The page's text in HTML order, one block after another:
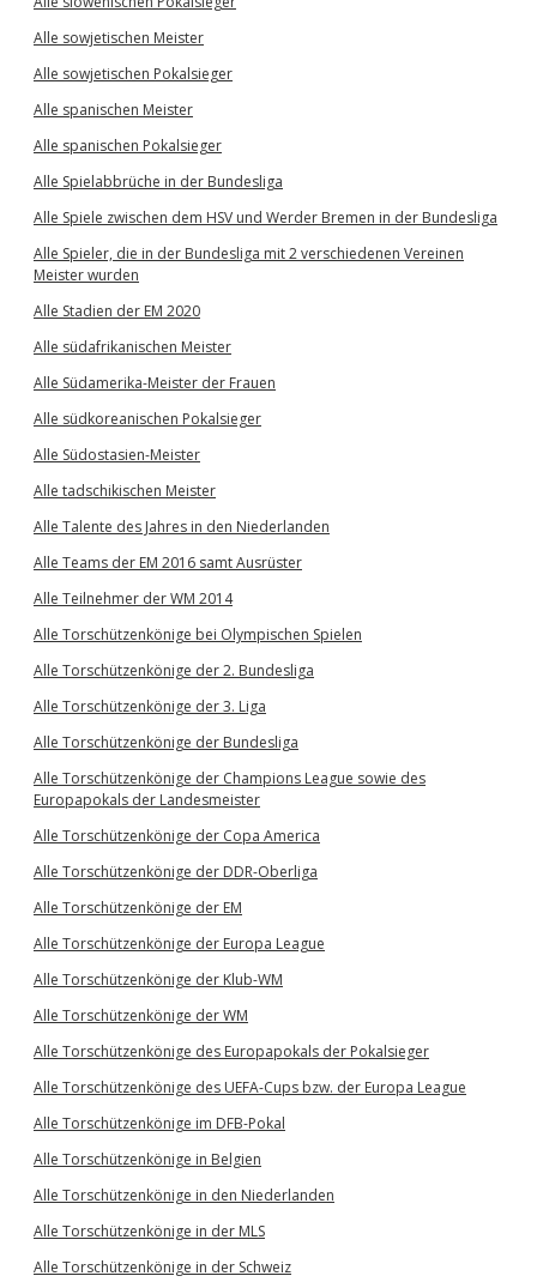
Alle sowjetischen Meister
Alle sowjetischen Pokalsieger
Alle spanischen Meister
Alle spanischen Pokalsieger
Alle Spielabbrüche in der Bundesliga
Alle Spiele zwischen dem HSV und Werder Bremen in der Bundesliga
Alle Spieler, die in der Bundesliga mit 2 verschiedenen Vereinen
Meister wurden
Alle Stadien der EM 2020
Alle südafrikanischen Meister
Alle Südamerika-Meister der Frauen
Alle südkoreanischen Pokalsieger
Alle Südostasien-Meister
Alle tadschikischen Meister
Alle Talente des Jahres in den Niederlanden
Alle Teams der EM 2016 samt Ausrüster
Alle Teilnehmer der WM 2014
Alle Torschützenkönige bei Olympischen Spielen
Alle Torschützenkönige der 2. Bundesliga
Alle Torschützenkönige der 3. Liga
Alle Torschützenkönige der Bundesliga
Alle Torschützenkönige der Champions League sowie des
Europapokals der Landesmeister
Alle Torschützenkönige der Copa America
Alle Torschützenkönige der DDR-Oberliga
Alle Torschützenkönige der EM
Alle Torschützenkönige der Europa League
Alle Torschützenkönige der Klub-WM
Alle Torschützenkönige der WM
Alle Torschützenkönige des Europapokals der Pokalsieger
Alle Torschützenkönige des UEFA-Cups bzw. der Europa League
Alle Torschützenkönige im DFB-Pokal
Alle Torschützenkönige in Belgien
Alle Torschützenkönige in den Niederlanden
Alle Torschützenkönige in der MLS
Alle Torschützenkönige in der Schweiz